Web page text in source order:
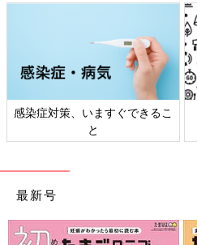
感染症対策、いますぐできるこ
と
最新号